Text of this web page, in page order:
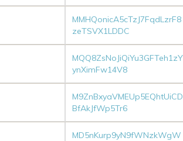
MMHQonicA5cTzJ7FqdLzrF8
zeTSVX1LDDC
MQQ8ZsNoJiQiYu3GFTeh1zY
ynXimFw14V8
M9ZnBxyaVMEUp5EQhtUiCD
BfAkJfWp5Tr6
MD5nKurp9yN9fWNzkWgW